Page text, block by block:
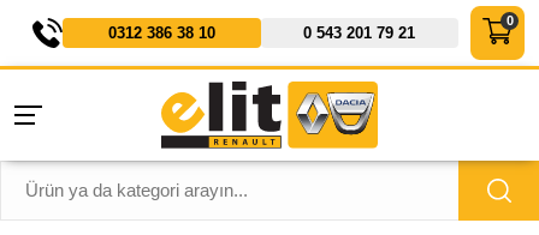
0312 386 38 10 0 543 201 79 21